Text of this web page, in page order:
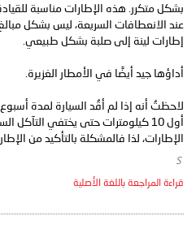
بشكل متكرر. هذه الإطارات مناسبة
عند الانعطافات السريعة، ليس بشكل
لاحظتُ أنه إذا لم أقُد السيارة لمدة
أول 10 كيلومترات حتى يختفي
الإطارات، لذا فالمشكلة بالتأكيد من
​ S
قراءة المراجعة باللغة الأصلية